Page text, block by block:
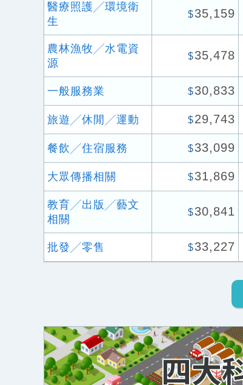
醫療照護╱環境衛
生
$35,159
農林漁牧╱水電資
源
$35,478
一般服務業 $30,833
旅遊╱休閒╱運動 $29,743
餐飲╱住宿服務 $33,099
大眾傳播相關 $31,869
教育╱出版╱藝文
相關
$30,841
批發╱零售 $33,227